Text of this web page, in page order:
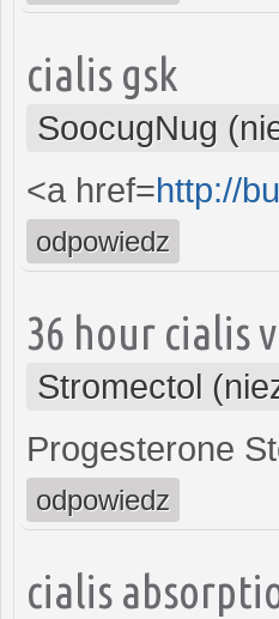
cialis gsk
SoocugNug
<a href=http://
odpowiedz
36 hour cialis
Stromectol
Progesterone
odpowiedz
cialis